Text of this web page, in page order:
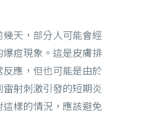
天，部分人可能會經
爆痘現象。這是皮膚排
應，但也可能是由於
雷射刺激引發的短期炎
樣的情況，應該避免